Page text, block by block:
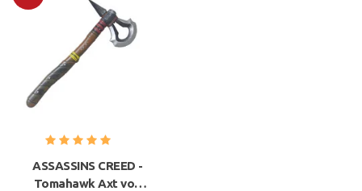
ASSASSINS CREED -
Tomahawk Axt von